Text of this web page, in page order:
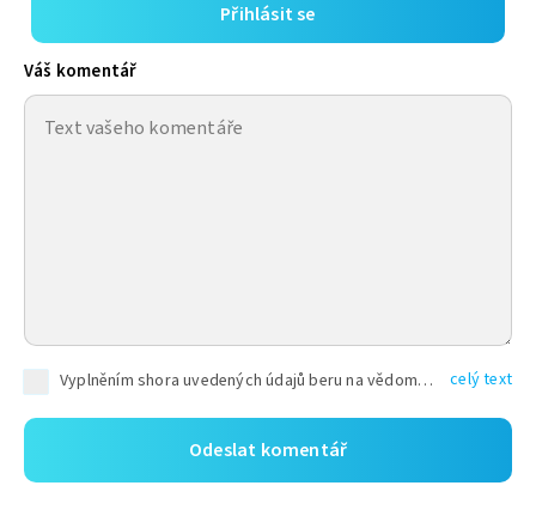
Přihlásit se
Váš komentář
Vyplněním shora uvedených údajů beru na vědomí, že společnost TEXT FACTORY s.r.o., sídlem Brno, Durďákova 336/29, Černá Pole, PSČ: 613 00, IČ: 06157831, zapsané u Krajského soudu v Brně, oddíl C, vložka 100399, bude zpracovávat mé osobní údaje uvedené v rámci mnou vyplněného registračního formuláře na základě oprávněných zájmů TEXT FACTORY s.r.o. dle čl. 6 odst. 1 písm. f) GDPR a pro splnění právních povinností (čl. 6 odst. 1 písm. c) GDPR), a to pro tyto účely: nezbytnost zajistit oprávnění návštěvníka webových stránek provozovaných společností TEXT FACTORY s.r.o. přispívat aktivně ke zveřejněným článkům nebo v rámci diskusních fór a výkon práv TEXT FACTORY s.r.o. jako administrátora těchto diskusních fór. Více informací o zpracování osobních údajů a právech lze nalézt v celý text